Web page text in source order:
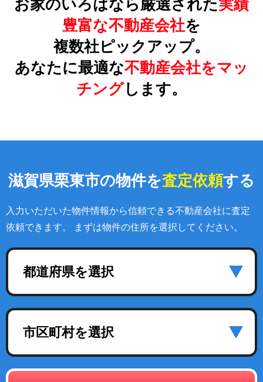
お家のいろはなら厳選された実績
豊富な不動産会社を
複数社ピックアップ。
あなたに最適な不動産会社をマッ
チングします。
滋賀県栗東市の物件を査定依頼する
入力いただいた物件情報から信頼できる不動産会社に査定
依頼できます。 まずは物件の住所を選択してください。
都道府県を選択
市区町村を選択